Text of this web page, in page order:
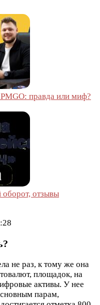
правда или миф?
отзывы
не раз, к тому же она
площадок, на
активы. У нее
парам,